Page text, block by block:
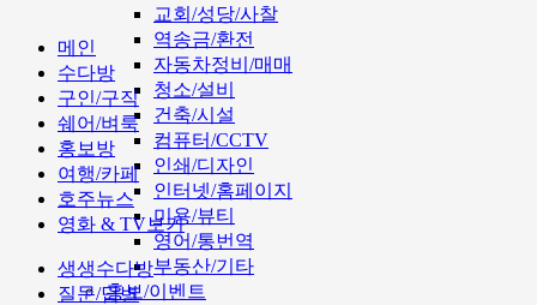
교회/성당/사찰
역송금/환전
자동차정비/매매
청소/설비
건축/시설
컴퓨터/CCTV
인쇄/디자인
인터넷/홈페이지
미용/뷰티
영어/통번역
부동산/기타
홍보/이벤트
메인
수다방
구인/구직
쉐어/벼룩
홍보방
여행/카페
호주뉴스
영화 & TV보기
생생수다방
질문/답변